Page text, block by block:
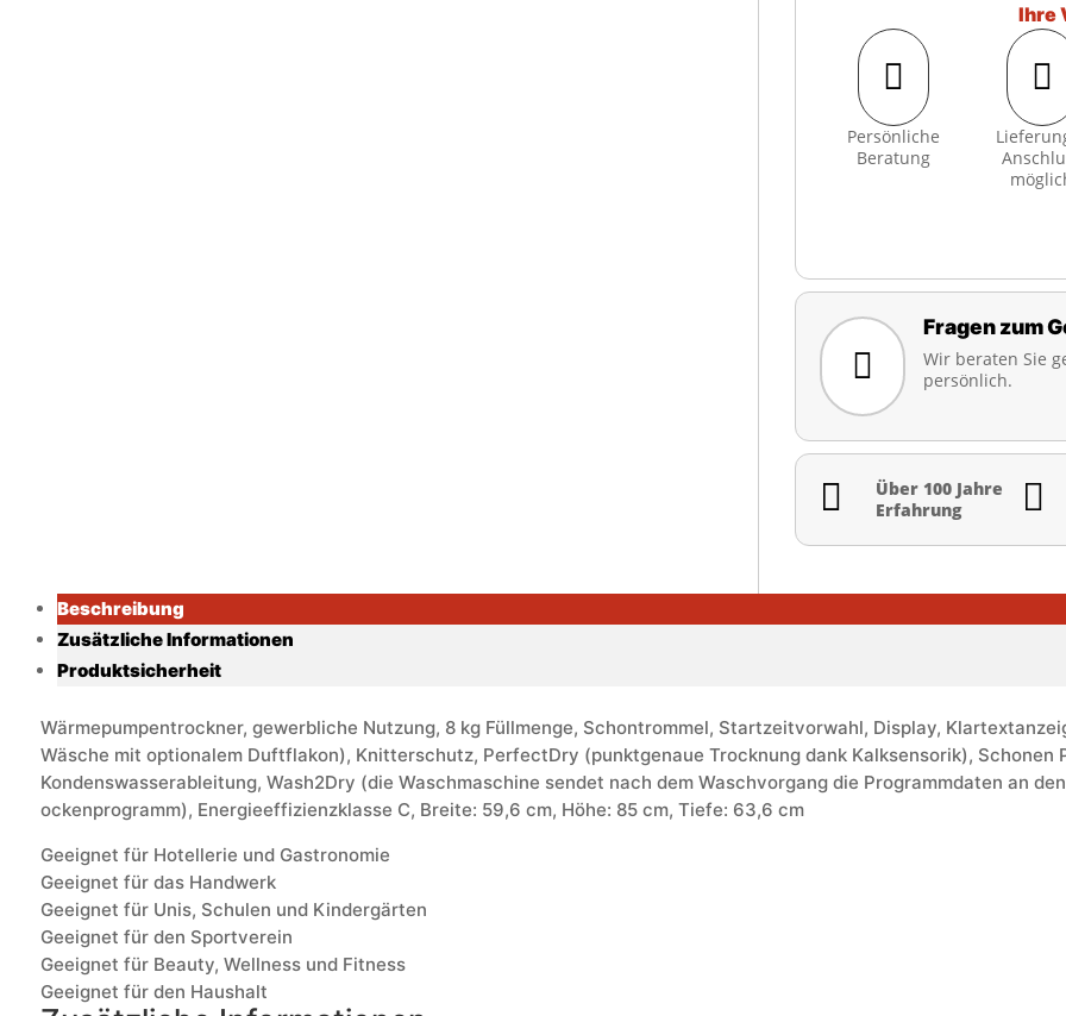
Ihre

Persönliche
Beratung


Fragen zum
Wir beraten Sie
persönlich.

Über 100 Jahre
Erfahrung

Beschreibung
Zusätzliche Informationen
Produktsicherheit
Wärmepumpentrockner, gewerbliche Nutzung, 8 kg Füllmenge, Schontrommel, Startzeitvorwahl, Display,
Wäsche mit optionalem Duftflakon), Knitterschutz, PerfectDry (punktgenaue Trocknung dank Kalksensorik), Schonen
Kondenswasserableitung, Wash2Dry (die Waschmaschine sendet nach dem Waschvorgang die Programmdaten an
ockenprogramm), Energieeffizienzklasse C, Breite: 59,6 cm, Höhe: 85 cm, Tiefe: 63,6 cm
Geeignet für Hotellerie und Gastronomie
Geeignet für das Handwerk
Geeignet für Unis, Schulen und Kindergärten
Geeignet für den Sportverein
Geeignet für Beauty, Wellness und Fitness
Geeignet für den Haushalt